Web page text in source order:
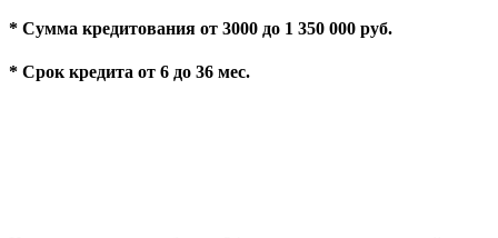
* Сумма кредитования от 3000 до 1 350 000 руб.
* Срок кредита от 6 до 36 мес.